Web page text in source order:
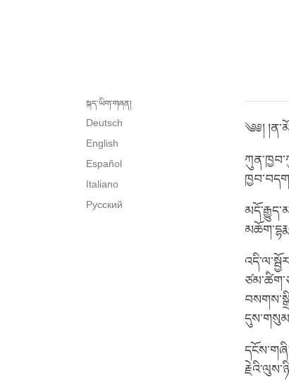
སྐད་ཡིག་གཞན།
Deutsch
English
Español
Italiano
Русский
༄༅།